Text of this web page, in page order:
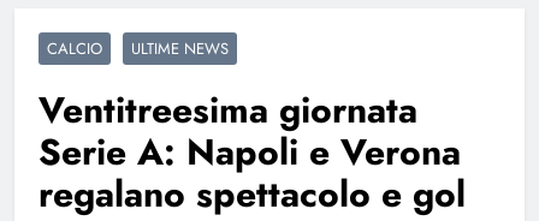
CALCIO ULTIME NEWS
Ventitreesima giornata
Serie A: Napoli e Verona
regalano spettacolo e gol